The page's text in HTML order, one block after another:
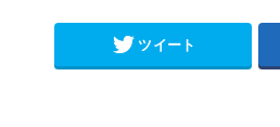
ツイート